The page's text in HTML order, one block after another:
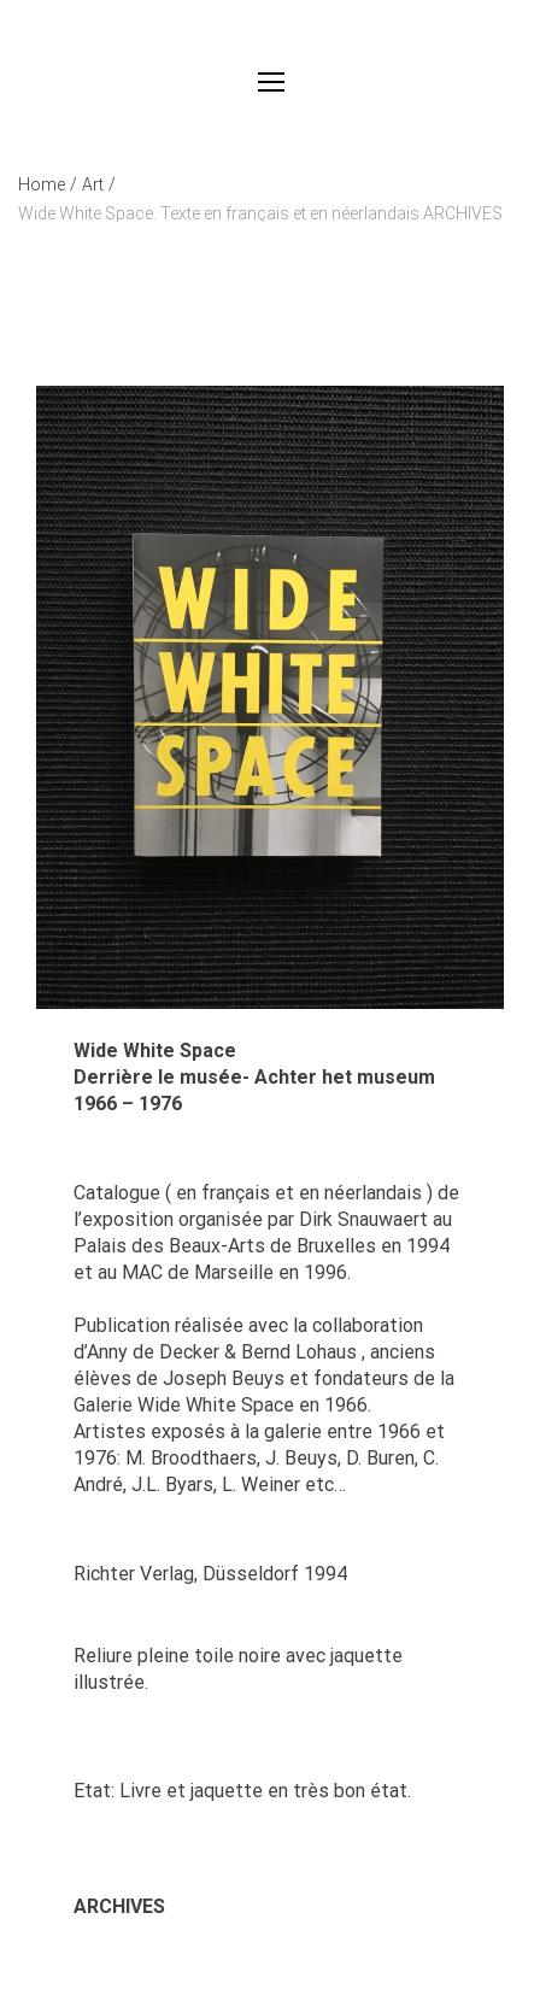
Home / Art /
Wide White Space. Texte en français et en néerlandais ARCHIVES
Wide White Space
Derrière le musée- Achter het museum
1966 – 1976
Catalogue ( en français et en néerlandais ) de
l’exposition organisée par Dirk Snauwaert au
Palais des Beaux-Arts de Bruxelles en 1994
et au MAC de Marseille en 1996.
Publication réalisée avec la collaboration
d’Anny de Decker & Bernd Lohaus , anciens
élèves de Joseph Beuys et fondateurs de la
Galerie Wide White Space en 1966.
Artistes exposés à la galerie entre 1966 et
1976: M. Broodthaers, J. Beuys, D. Buren, C.
André, J.L. Byars, L. Weiner etc…
Richter Verlag, Düsseldorf 1994
Reliure pleine toile noire avec jaquette
illustrée.
Etat: Livre et jaquette en très bon état.
ARCHIVES